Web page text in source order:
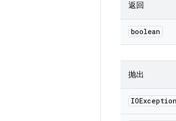
返回
boolean
抛出
IOException